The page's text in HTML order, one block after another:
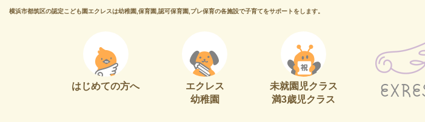
横浜市都筑区の認定こども園エクレスは幼稚園,保育園,認可保育園,プレ保育の各施設で子育てをサポートをします。
はじめての方へ
エクレス
幼稚園
未就園児クラス
満3歳児クラス